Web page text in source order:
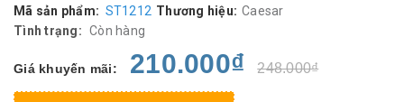
Mã sản phẩm: ST1212 Thương hiệu: Caesar
Tình trạng: Còn hàng
Giá khuyến mãi: 210.000₫ 248.000₫